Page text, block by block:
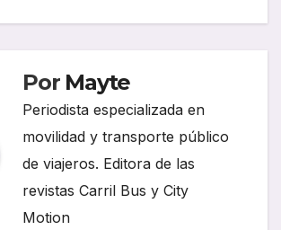
Por Mayte
Periodista especializada en
movilidad y transporte público
de viajeros. Editora de las
revistas Carril Bus y City
Motion